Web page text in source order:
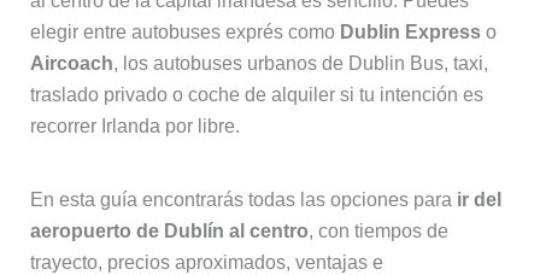
elegir entre autobuses exprés como Dublin Expresso
Aircoach, los autobuses urbanos de Dublin Bus, taxi,
traslado privado o coche de alquiler si tu intención es
recorrer Irlanda por libre.
En esta guía encontrarás todas las opciones para ir del
aeropuerto de Dublín al centro, con tiempos de
trayecto, precios aproximados, ventajas e